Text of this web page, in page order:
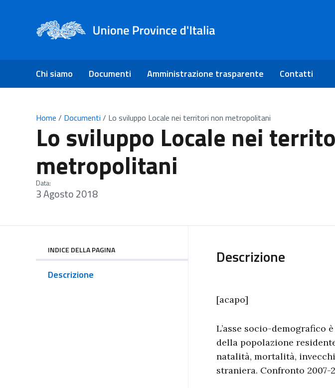
Chi siamo Documenti Amministrazione trasparente Contatti
Home / Documenti / Lo sviluppo Locale nei territori non metropolitani
Lo sviluppo Locale nei
metropolitani
Data:
3 Agosto 2018
INDICE DELLA PAGINA
Descrizione
Descrizione
[acapo]
L’asse socio-demografico
della popolazione
natalità, mortalità,
straniera. Confronto 2007-